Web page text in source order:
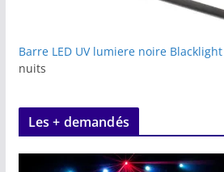
Barre LED UV lumiere noire Blacklight
nuits
Les + demandés